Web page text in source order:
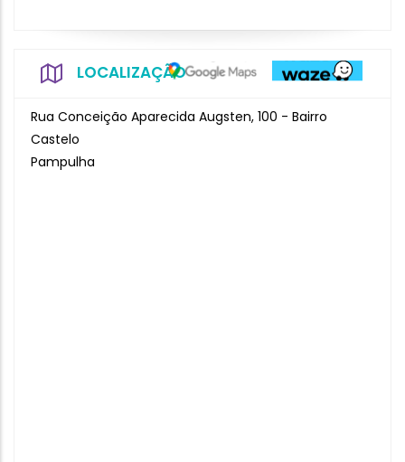
LOCALIZAÇÃO
Rua Conceição Aparecida Augsten, 100 - Bairro
Castelo
Pampulha